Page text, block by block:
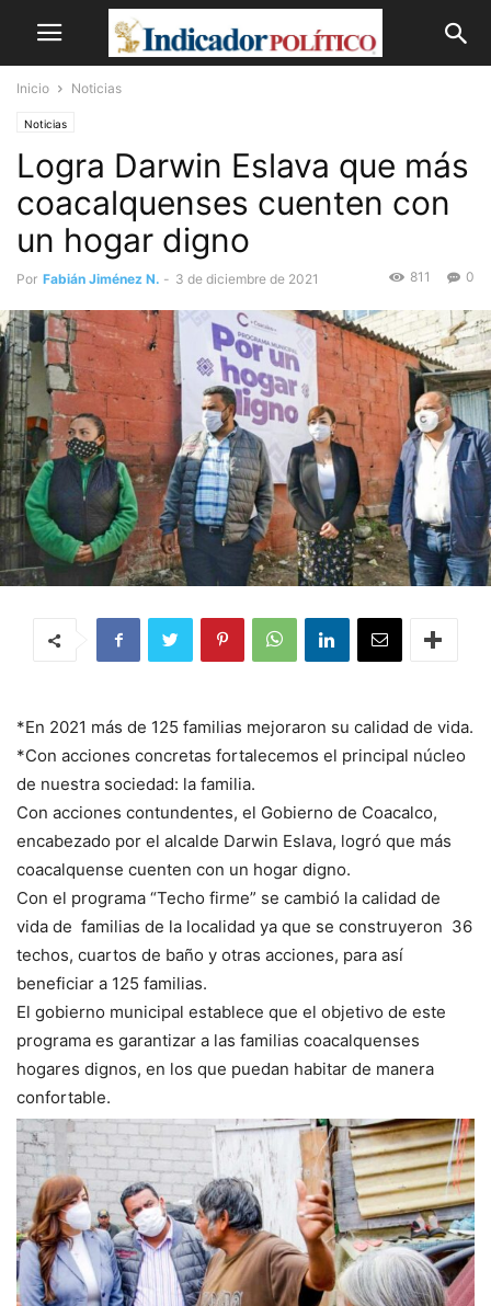
Inicio Noticias
Noticias
Logra Darwin Eslava que más
coacalquenses cuenten con
un hogar digno
Por Fabián Jiménez N. - 3 de diciembre de 2021 0
811
*En 2021 más de 125 familias mejoraron su calidad de vida.
*Con acciones concretas fortalecemos el principal núcleo
de nuestra sociedad: la familia.
Con acciones contundentes, el Gobierno de Coacalco,
encabezado por el alcalde Darwin Eslava, logró que más
coacalquense cuenten con un hogar digno.
Con el programa “Techo firme” se cambió la calidad de
vida de familias de la localidad ya que se construyeron 36
techos, cuartos de baño y otras acciones, para así
beneficiar a 125 familias.
El gobierno municipal establece que el objetivo de este
programa es garantizar a las familias coacalquenses
hogares dignos, en los que puedan habitar de manera
confortable.